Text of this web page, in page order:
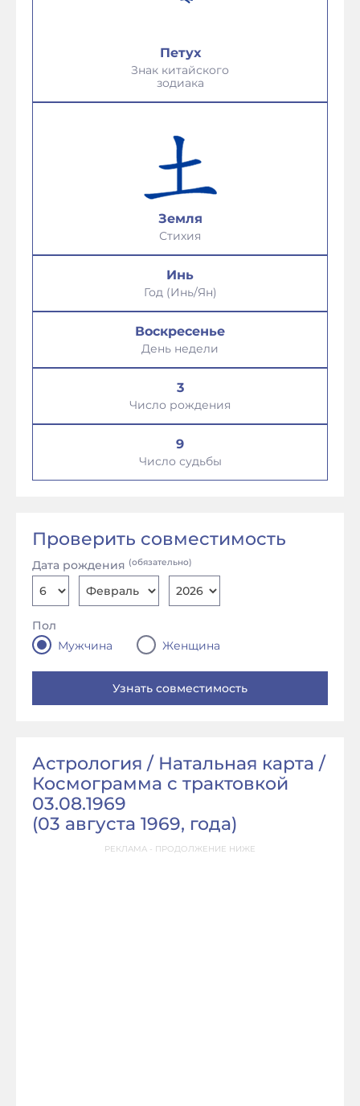
Петух
Знак китайского
зодиака
Земля
Стихия
Инь
Год (Инь/Ян)
Воскресенье
День недели
3
Число рождения
9
Число судьбы
Проверить совместимость
Дата рождения (обязательно)
Пол
Мужчина
Женщина
Астрология / Натальная карта /
Космограмма с трактовкой
03.08.1969
(03 августа 1969, года)
РЕКЛАМА - ПРОДОЛЖЕНИЕ НИЖЕ